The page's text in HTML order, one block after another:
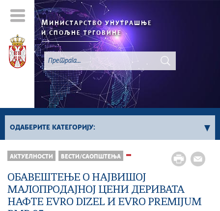
М ИНИСТАРСТВО УНУТРАШЊЕ
И СПОЉНЕ ТРГОВИНЕ
ОДАБЕРИТЕ КАТЕГОРИЈУ:
Регистар „Не Зови“
Све вести
АКТУЕЛНОСТИ ВЕСТИ/САОПШТЕЊА
ОБАВЕШТЕЊЕ О НАЈВИШОЈ
МАЛОПРОДАЈНОЈ ЦЕНИ ДЕРИВАТА
НАФТЕ EVRO DIZEL И EVRO PREMIJUM